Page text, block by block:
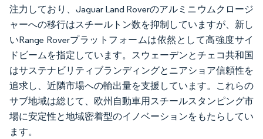
注力しており、Jaguar Land Roverのアルミニウムクロージ
ャーへの移行はスチールトン数を抑制していますが、新し
いRange Roverプラットフォームは依然として高強度サイ
ドビームを指定しています。スウェーデンとチェコ共和国
はサステナビリティブランディングとニアショア信頼性を
追求し、近隣市場への輸出量を支援しています。これらの
サブ地域は総じて、欧州自動車用スチールスタンピング市
場に安定性と地域密着型のイノベーションをもたらしてい
ます。